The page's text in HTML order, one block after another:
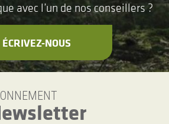
avec l’un de nos conseillers ?
ÉCRIVEZ-NOUS